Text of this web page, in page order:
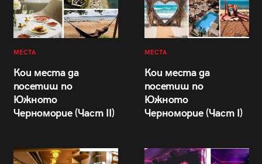
МЕСТА
Кои места да
посетиш по
Южното
Черноморие (Част II)
МЕСТА
Кои места да
посетиш по
Южното
Черноморие (Част I)